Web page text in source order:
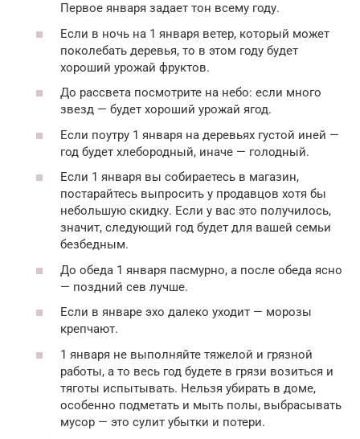
Первое января задает тон всему году.
Если в ночь на 1 января ветер, который может
поколебать деревья, то в этом году будет
хороший урожай фруктов.
До рассвета посмотрите на небо: если много
звезд — будет хороший урожай ягод.
Если поутру 1 января на деревьях густой иней —
год будет хлебородный, иначе — голодный.
Если 1 января вы собираетесь в магазин,
постарайтесь выпросить у продавцов хотя бы
небольшую скидку. Если у вас это получилось,
значит, следующий год будет для вашей семьи
безбедным.
До обеда 1 января пасмурно, а после обеда ясно
— поздний сев лучше.
Если в январе эхо далеко уходит — морозы
крепчают.
1 января не выполняйте тяжелой и грязной
работы, а то весь год будете в грязи возиться и
тяготы испытывать. Нельзя убирать в доме,
особенно подметать и мыть полы, выбрасывать
мусор — это сулит убытки и потери.